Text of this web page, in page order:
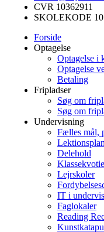
CVR 10362911
SKOLEKODE
Forside
Optagelse
Optagelse i
Optagelse
Betaling
Fripladser
Søg om
Søg om
Undervisning
Fælles mål,
Delehold
Lejrskoler
IT i
Faglokaler
Reading